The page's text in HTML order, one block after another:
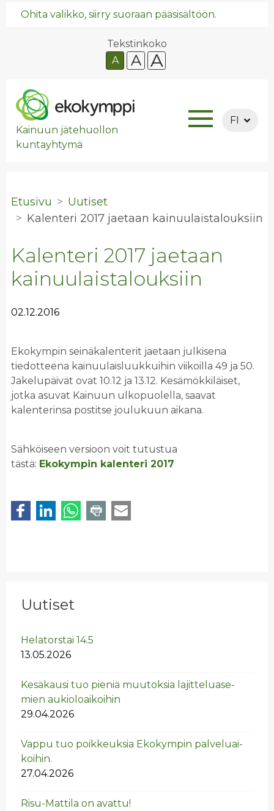
Ohita valikko, siirry suoraan pääsisältöön.
Tekstinkoko
A
A A
Kainuun jätehuollon
kuntayhtymä
FI
Uutiset
He­la­tors­tai 14.5
13.05.2026
Ke­sä­kausi tuo pie­niä muu­tok­sia la­jit­te­lua­se­
mien au­kio­loai­koi­hin
29.04.2026
Vappu tuo poik­keuk­sia Eko­kym­pin pal­ve­luai­
koi­hin.
27.04.2026
Risu-Mat­ti­la on avat­tu!
Etusivu
Uutiset
Ka­len­te­ri 2017 jae­taan kai­nuu­lais­ta­louk­siin
Kalenteri 2017 jaetaan
kainuulaistalouksiin
02.12.2016
Ekokympin seinäkalenterit jaetaan julkisena
tiedotteena kainuulaisluukkuihin viikoilla 49 ja 50.
Jakelupäivät ovat 10.12 ja 13.12. Kesämökkiläiset,
jotka asuvat Kainuun ulkopuolella, saavat
kalenterinsa postitse joulukuun aikana.
Sähköiseen versioon voit tutustua
tästä: Ekokympin kalenteri 2017